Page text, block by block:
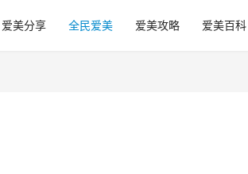
爱美分享 全民爱美 爱美攻略 爱美百科